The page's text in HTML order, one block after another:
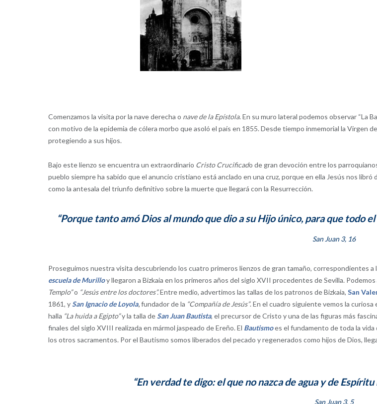
Comenzamos la visita por la nave derecha o nave de la Epístola. En su muro lateral podemos observar “La
con motivo de la epidemia de cólera morbo que asoló el país en 1855. Desde tiempo inmemorial la Virgen
protegiendo a sus hijos.
Bajo este lienzo se encuentra un extraordinario Cristo Crucificado de gran devoción entre los
pueblo siempre ha sabido que el anuncio cristiano está anclado en una cruz, porque en ella Jesús nos
como la antesala del triunfo definitivo sobre la muerte que llegará con la Resurrección.
“Porque tanto amó Dios al mundo que dio a su Hijo único, para que todo
San Juan 3, 16
Proseguimos nuestra visita descubriendo los cuatro primeros lienzos de gran tamaño, correspondientes a
escuela de Murilloy llegaron a Bizkaia en los primeros años del siglo XVII procedentes de Sevilla.
Templo”o “Jesús entre los doctores”.Entre medio, advertimos las tallas de los patronos de Bizkaia, San
1861, ySan Ignacio de Loyola,fundador de la “Compañía de Jesús”. En el cuadro siguiente vemos la curiosa
halla “La huida a Egipto”y la talla deSan Juan Bautista, el precursor de Cristo y una de las figuras más
finales del siglo XVIII realizada en mármol jaspeado de Ereño. El Bautismoes el fundamento de toda la vida
los otros sacramentos. Por el Bautismo somos liberados del pecado y regenerados como hijos de Dios,
“En verdad te digo: el que no nazca de agua y de
San Juan 3, 5